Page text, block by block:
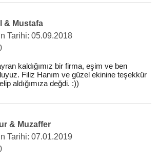
& Mustafa
Tarihi: 05.09.2018
kaldığımız bir firma, eşim ve ben
Filiz Hanım ve güzel ekinine teşekkür
aldığımıza değdi. :))
& Muzaffer
Tarihi: 07.01.2019